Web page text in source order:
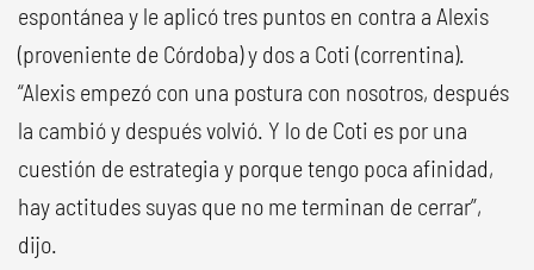
espontánea y le aplicó tres puntos en contra a Alexis
(proveniente de Córdoba) y dos a Coti (correntina).
“Alexis empezó con una postura con nosotros, después
la cambió y después volvió. Y lo de Coti es por una
cuestión de estrategia y porque tengo poca afinidad,
hay actitudes suyas que no me terminan de cerrar”,
dijo.